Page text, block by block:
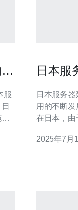
日本服
日本服务器延迟严
用的不断发
在日本，由
响用户体验
2025年7月